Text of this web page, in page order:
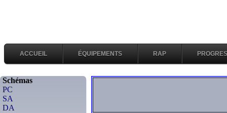
ACCUEIL ÉQUIPEMENTS RAP
Schémas
PC
SA
DA